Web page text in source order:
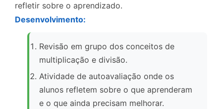
refletir sobre o aprendizado.
Desenvolvimento:
Revisão em grupo dos conceitos de
multiplicação e divisão.
Atividade de autoavaliação onde os
alunos refletem sobre o que aprenderam
e o que ainda precisam melhorar.